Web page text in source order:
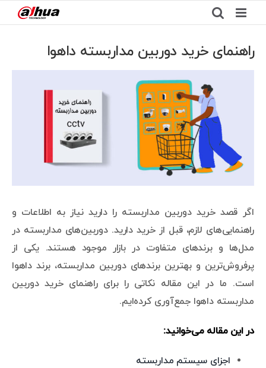
to
content
راهنمای خرید دوربین مداربسته داهوا
اگر قصد خرید دوربین مداربسته را دارید نیاز به اطلاعات و
راهنمایی‌های لازم، قبل از خرید دارید. دوربین‌های مداربسته در
مدل‌ها و برندهای متفاوت در بازار موجود هستند. یکی از
پرفروش‌ترین و بهترین برندهای دوربین مداربسته، برند داهوا
است. ما در این مقاله نکاتی را برای راهنمای خرید دوربین
مداربسته داهوا جمع‌آوری کرده‌ایم.
در این مقاله می‌خوانید:
اجزای سیستم مداربسته